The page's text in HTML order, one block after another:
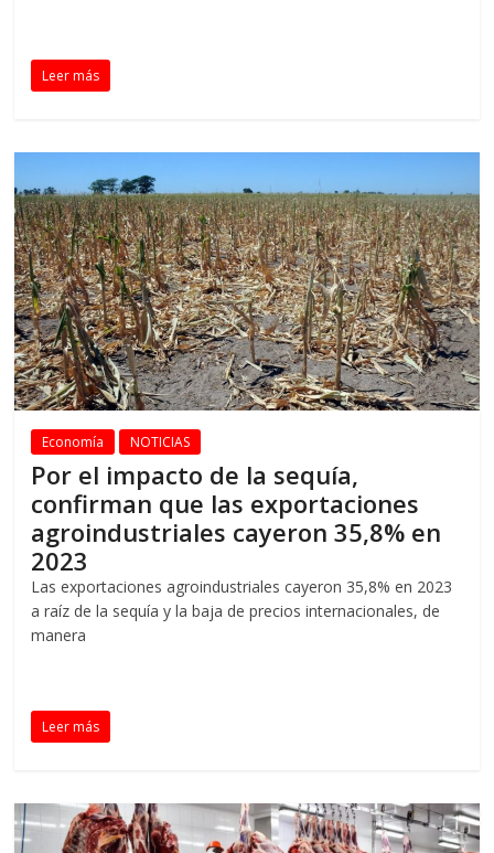
Leer más
Economía NOTICIAS
Por el impacto de la sequía,
confirman que las exportaciones
agroindustriales cayeron 35,8% en
2023
Las exportaciones agroindustriales cayeron 35,8% en 2023
a raíz de la sequía y la baja de precios internacionales, de
manera
Leer más